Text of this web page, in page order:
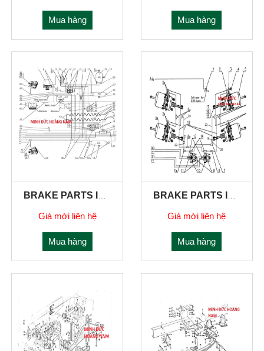
Mua hàng Mua hàng
Giá mời liên hệ
Mua hàng
Giá mời liên hệ
Mua hàng